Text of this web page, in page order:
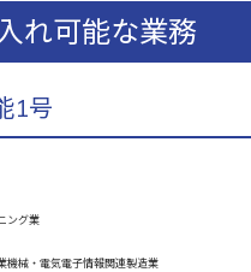
れ可能な業務
1号
ング業
機械・電気電子情報関連製造業